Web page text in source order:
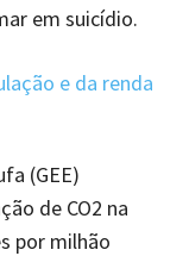
em suicídio.
(GEE)
de CO2 na
por milhão